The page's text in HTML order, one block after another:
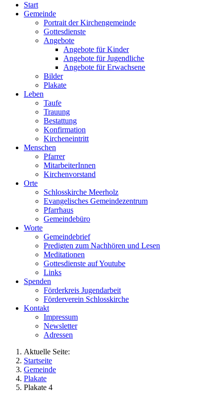
Start
Gemeinde
Portrait der Kirchengemeinde
Gottesdienste
Angebote
Angebote für Kinder
Angebote für Jugendliche
Angebote für Erwachsene
Bilder
Plakate
Leben
Taufe
Trauung
Bestattung
Konfirmation
Kircheneintritt
Menschen
Pfarrer
MitarbeiterInnen
Kirchenvorstand
Orte
Schlosskirche Meerholz
Evangelisches Gemeindezentrum
Pfarrhaus
Gemeindebüro
Worte
Gemeindebrief
Predigten zum Nachhören und Lesen
Meditationen
Gottesdienste auf Youtube
Links
Spenden
Förderkreis Jugendarbeit
Förderverein Schlosskirche
Kontakt
Impressum
Newsletter
Adressen
Aktuelle Seite:
Startseite
Gemeinde
Plakate
Plakate 4